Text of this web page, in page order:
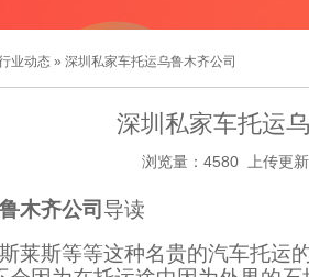
业动态 » 深圳私家车托运乌鲁木齐公司
深圳私家车托运
浏览量：4580 上传更
木齐公司 导读
莱斯等等这种名贵的汽车托运